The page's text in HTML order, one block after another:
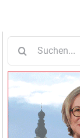
nach: